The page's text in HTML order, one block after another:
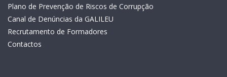
Plano de Prevenção de Riscos de Corrupção
Canal de Denúncias da GALILEU
Recrutamento de Formadores
Contactos